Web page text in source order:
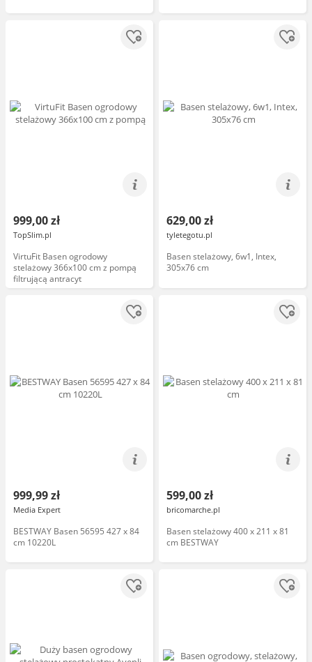
999,00 zł
TopSlim.pl
VirtuFit Basen ogrodowy
stelażowy 366x100 cm z pompą
filtrującą antracyt
629,00 zł
tyletegotu.pl
Basen stelażowy, 6w1, Intex,
305x76 cm
999,99 zł
Media Expert
BESTWAY Basen 56595 427 x 84
cm 10220L
599,00 zł
bricomarche.pl
Basen stelażowy 400 x 211 x 81
cm BESTWAY